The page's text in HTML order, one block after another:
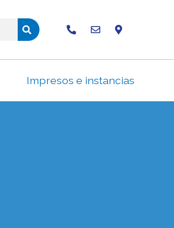
Impresos e instancias